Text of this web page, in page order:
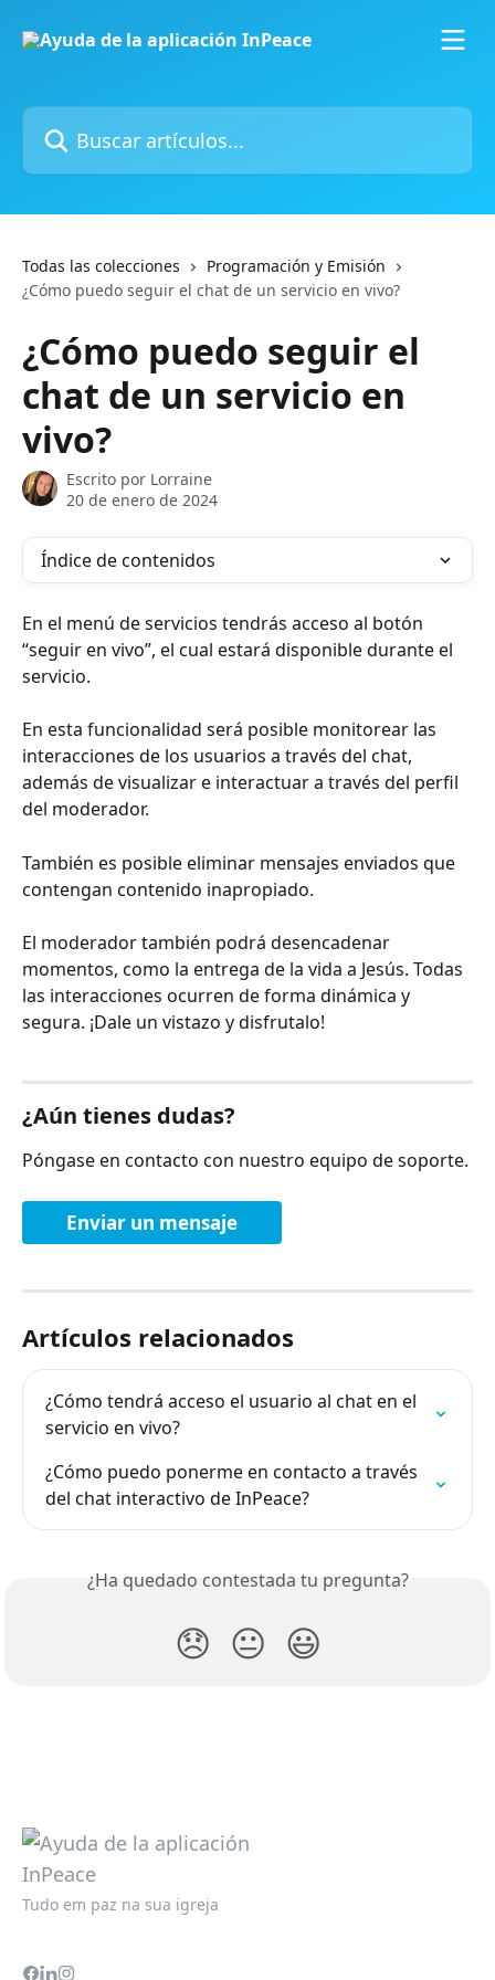
Buscar artículos...
Todas las colecciones
Programación y Emisión
¿Cómo puedo seguir el chat de un servicio en vivo?
¿Cómo puedo seguir el
chat de un servicio en
vivo?
Escrito por Lorraine
20 de enero de 2024
Índice de contenidos
En el menú de servicios tendrás acceso al botón
“seguir en vivo”, el cual estará disponible durante el
servicio.
En esta funcionalidad será posible monitorear las
interacciones de los usuarios a través del chat,
además de visualizar e interactuar a través del perfil
del moderador.
También es posible eliminar mensajes enviados que
contengan contenido inapropiado.
El moderador también podrá desencadenar
momentos, como la entrega de la vida a Jesús. Todas
las interacciones ocurren de forma dinámica y
segura. ¡Dale un vistazo y disfrutalo!
¿Aún tienes dudas?
Póngase en contacto con nuestro equipo de soporte.
Enviar un mensaje
Artículos relacionados
¿Cómo tendrá acceso el usuario al chat en el
servicio en vivo?
¿Cómo puedo ponerme en contacto a través
del chat interactivo de InPeace?
¿Ha quedado contestada tu pregunta?
😞 😐 😃
Tudo em paz na sua igreja